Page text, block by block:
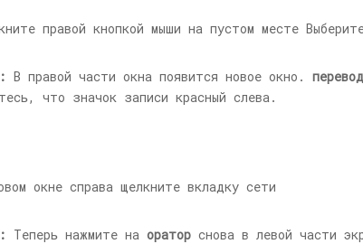
В правой части окна появится новое окно.
что значок записи красный слева.
Теперь нажмите на оратор снова в левой части